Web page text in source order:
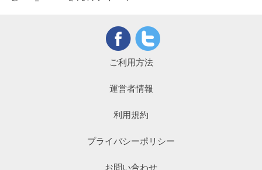
ご利用方法
運営者情報
利用規約
プライバシーポリシー
お問い合わせ